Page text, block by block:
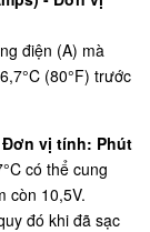
điện (A) mà
(80°F) trước
Đơn vị tính: Phút
có thể cung
còn 10,5V.
đó khi đã sạc